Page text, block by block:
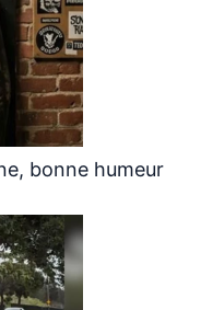
bonne humeur